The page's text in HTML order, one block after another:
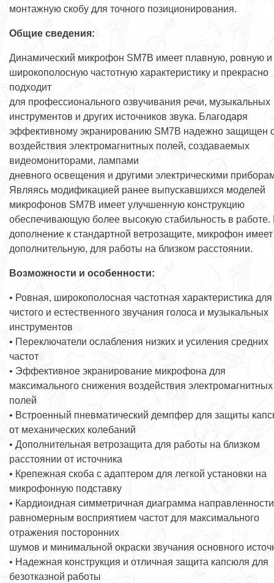
монтажную скобу для точного позиционирования.
Общие сведения:
Динамический микрофон SM7B имеет плавную, ровную и
широкополосную частотную характеристику и прекрасно
подходит
для профессионального озвучивания речи, музыкальных
инструментов и других источников звука. Благодаря
эффективному экранированию SM7B надежно защищен
воздействия электромагнитных полей, создаваемых
видеомониторами, лампами
дневного освещения и другими электрическими
Являясь модификацией ранее выпускавшихся моделей
микрофонов SM7B имеет улучшенную конструкцию
обеспечивающую более высокую стабильность в работе.
дополнение к стандартной ветрозащите, микрофон имеет
дополнительную, для работы на близком расстоянии.
Возможности и особенности:
• Ровная, широкополосная частотная характеристика для
чистого и естественного звучания голоса и музыкальных
инструментов
• Переключатели ослабления низких и усиления средних
частот
• Эффективное экранирование микрофона для
максимального снижения воздействия электромагнитных
полей
• Встроенный пневматический демпфер для защиты
от механических колебаний
• Дополнительная ветрозащита для работы на близком
расстоянии от источника
• Крепежная скоба с адаптером для легкой установки на
микрофонную подставку
• Кардиоидная симметричная диаграмма
равномерным восприятием частот для максимального
отражения посторонних
шумов и минимальной окраски звучания основного
• Надежная конструкция и отличная защита капсюля для
безотказной работы